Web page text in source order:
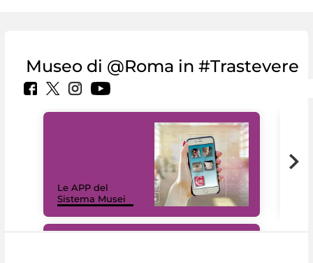
Museo di @Roma in #Trastevere
Le APP del
Sistema Musei